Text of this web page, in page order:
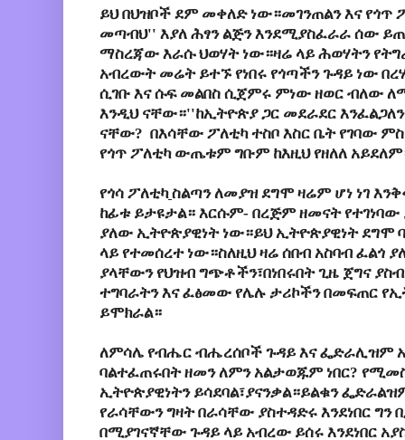
ይህ በህዝቦች ደም መቀለድ ነው።መገንጠልን እና የጎጥ
መጣብህ'' እያለ ሕፃን ልጅን እንደሚያስፈራራ ሰው
ማስረጃው እራሱ ህወሃት ነው።ዛሬ ላይ ሕወሃትን
አብረውት መሬት ይተኙ የነበሩ የጎጣችን ጉዳይ ነው
ሲገቡ እና ሱፍ መልበስ ሲጀምሩ ምነው ዘወር ብለው
እንዲህ ናቸው።''ከኢትዮጵያ ጋር መደራደር
ናቸው? በእሳቸው ፖለቲካ ተስቦ እስር ቤት የገባው
የጎጥ ፖለቲካ ውጤቱም ግቡም ከእዚህ የዘለለ
የጎሳ ፖለቲካ ስልጣን ለመያዝ ደግሞ ዛሬም ሆነ ነገ
ከፊቱ ይታዩታል። እርሱም- በረጅም ዘመናት የተገነባው
ያለው ኢትዮጵያዊነት ነው።ይህ ኢትዮጵያዊነት ደግሞ
ላይ የተመሰረተ ነው።ስለዚህ ዛሬ ሰበብ አስባብ ፈልጎ
ያላቸውን የህዝብ ግጭቶችን፣በነበሩበት ጊዜ ጀግና
ተግባራትን እና ፈፅመው የሌሉ ታሪኮችን በመፍጠር
ይሞክራል።
ለምሳሌ የብሔር ብሔረሰቦች ጉዳይ እና ፌድራሊዝም
ባልተፈጠሩበት ዘመን ለምን አልታወጁም ነበር?
ኢትዮጵያዊነትን ይሳደባል፣ያናንቃል።ይልቁን
የራሳቸውን ግዛት በራሳቸው ያስተዳድሩ እንደነበር ግን
በሚያገናኛቸው ጉዳይ ላይ አብረው ይሰሩ እንደነበር